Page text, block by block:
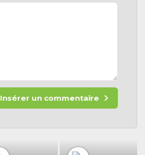
Insérer un commentaire